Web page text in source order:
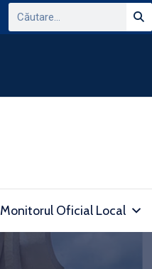
Monitorul Oficial Local